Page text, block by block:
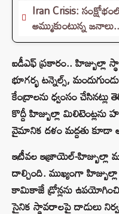
Iran Crisis:
అమ్ముకుంటున్న జనాలు..
ఐడీఎఫ్ ప్రకారం.. హిజ్బుల్లా
భూగర్భ టన్నెల్స్‌,
కేంద్రాలను ధ్వంసం
కొద్దీ హిజ్బుల్లా మిలిటెంట్లను
వైమానిక దళం మద్దతు కూడా
ఇటీవల ఇజ్రాయెల్-హిజ్బుల్లా
దాల్చింది. ముఖ్యంగా
కామికాజే డ్రోన్లను
సైనిక స్థావరాలపై దాడులు